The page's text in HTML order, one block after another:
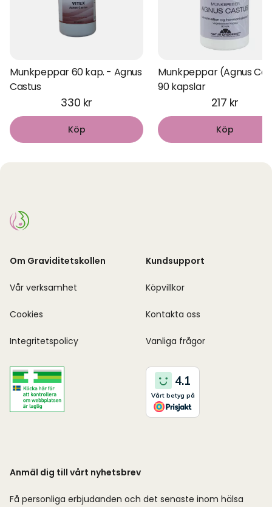
Munkpeppar 60 kap. - Agnus
Castus
330 kr
Köp
Munkpeppar (Agnus
90 kapslar
217 kr
Köp
Om Graviditetskollen
Vår verksamhet
Cookies
Integritetspolicy
Kundsupport
Köpvillkor
Kontakta oss
Vanliga frågor
Anmäl dig till vårt nyhetsbrev
Få personliga erbjudanden och det senaste inom hälsa